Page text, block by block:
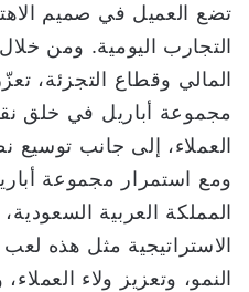
تضع العميل في صميم
التجارب اليومية. ومن
المالي وقطاع التجزئة،
مجموعة أباريل في خلق
العملاء، إلى جانب توسيع
ومع استمرار مجموعة
المملكة العربية
الاستراتيجية مثل هذه
النمو، وتعزيز ولاء